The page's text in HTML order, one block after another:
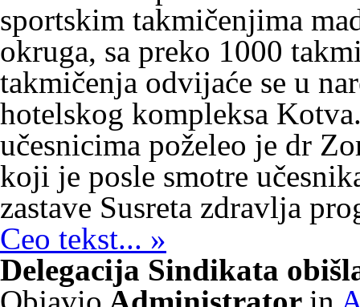
sportskim takmičenjima
okruga, sa preko 1000
takmičenja odvijaće se u
hotelskog kompleksa
učesnicima poželeo je dr
koji je posle smotre
zastave Susreta zdravlja
Ceo tekst... »
Delegacija Sindikata